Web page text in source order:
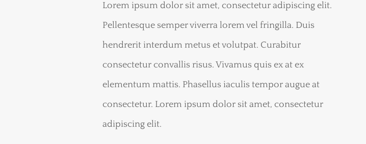
Lorem ipsum dolor sit amet, consectetur adipiscing elit.
Pellentesque semper viverra lorem vel fringilla. Duis
hendrerit interdum metus et volutpat. Curabitur
consectetur convallis risus. Vivamus quis ex at ex
elementum mattis. Phasellus iaculis tempor augue at
consectetur. Lorem ipsum dolor sit amet, consectetur
adipiscing elit.